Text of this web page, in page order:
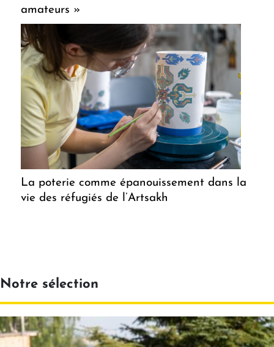
amateurs »
La poterie comme épanouissement dans la
vie des réfugiés de l’Artsakh
Notre sélection